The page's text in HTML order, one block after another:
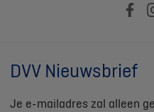
DVV Nieuwsbrief
Je e-mailadres zal alleen